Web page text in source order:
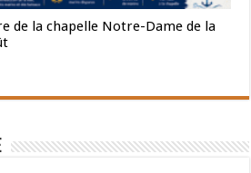
de la chapelle Notre-Dame de la